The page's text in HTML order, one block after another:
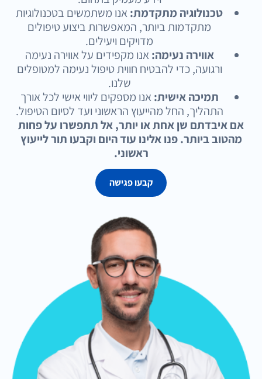
טכנולוגיה מתקדמת:אנו משתמשים בטכנולוגיות
מתקדמות ביותר, המאפשרות ביצוע טיפולים
מדויקים ויעילים.
אווירה נעימה:אנו מקפידים על אווירה נעימה
ורגועה, כדי להבטיח חווית טיפול נעימה למטופלים
שלנו.
תמיכה אישית:אנו מספקים ליווי אישי לכל אורך
התהליך, החל מהייעוץ הראשוני ועד לסיום הטיפול.
אם איבדתם שן אחת או יותר, אל תתפשרו על פחות
מהטוב ביותר. פנו אלינו עוד היום וקבעו תור לייעוץ
ראשוני.
קבעו פגישה